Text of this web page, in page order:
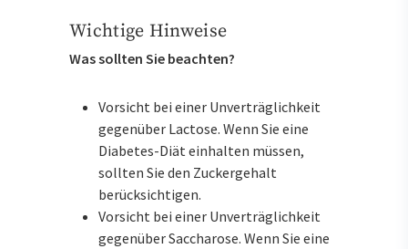
Wichtige Hinweise
Was sollten Sie beachten?
Vorsicht bei einer Unverträglichkeit
gegenüber Lactose. Wenn Sie eine
Diabetes-Diät einhalten müssen,
sollten Sie den Zuckergehalt
berücksichtigen.
Vorsicht bei einer Unverträglichkeit
gegenüber Saccharose. Wenn Sie eine